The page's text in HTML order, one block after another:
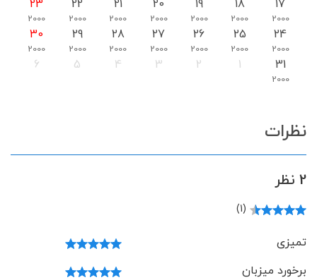
17
2000
18
2000
19
2000
20
2000
21
2000
22
2000
23
2000
24
2000
25
2000
26
2000
27
2000
28
2000
29
2000
30
2000
31
2000
1
2
3
4
5
6
نظرات
2 نظر
(1)
تمیزی
برخورد میزبان